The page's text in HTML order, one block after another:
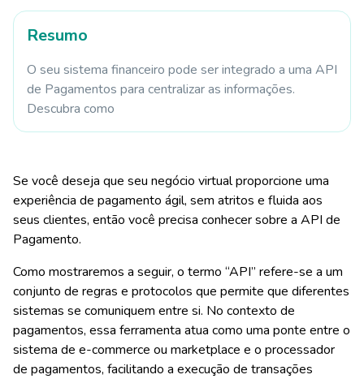
Resumo
O seu sistema financeiro pode ser integrado a uma API
de Pagamentos para centralizar as informações.
Descubra como
Se você deseja que seu negócio virtual proporcione uma
experiência de pagamento ágil, sem atritos e fluida aos
seus clientes, então você precisa conhecer sobre a API de
Pagamento.
Como mostraremos a seguir, o termo “API” refere-se a um
conjunto de regras e protocolos que permite que diferentes
sistemas se comuniquem entre si. No contexto de
pagamentos, essa ferramenta atua como uma ponte entre o
sistema de e-commerce ou marketplace e o processador
de pagamentos, facilitando a execução de transações